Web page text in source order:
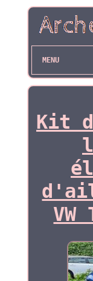
MENU
Kit
VW